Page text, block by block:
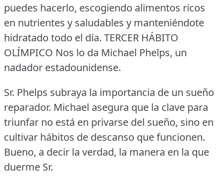
puedes hacerlo, escogiendo alimentos ricos
en nutrientes y saludables y manteniéndote
hidratado todo el día. TERCER HÁBITO
OLÍMPICO Nos lo da Michael Phelps, un
nadador estadounidense.
Sr. Phelps subraya la importancia de un sueño
reparador. Michael asegura que la clave para
triunfar no está en privarse del sueño, sino en
cultivar hábitos de descanso que funcionen.
Bueno, a decir la verdad, la manera en la que
duerme Sr.